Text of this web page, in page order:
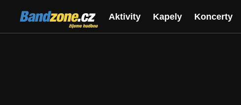
Bandzone.cz
žijeme hudbou
Aktivity Kapely Koncerty